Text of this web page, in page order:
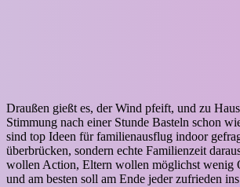
Draußen gießt es, der Wind pfeift, und zu
Stimmung nach einer Stunde Basteln schon
sind top Ideen für familienausflug indoor
überbrücken, sondern echte Familienzeit
wollen Action, Eltern wollen möglichst wenig
und am besten soll am Ende jeder zufrieden